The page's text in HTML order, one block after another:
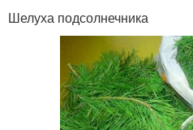
Шелуха подсолнечника